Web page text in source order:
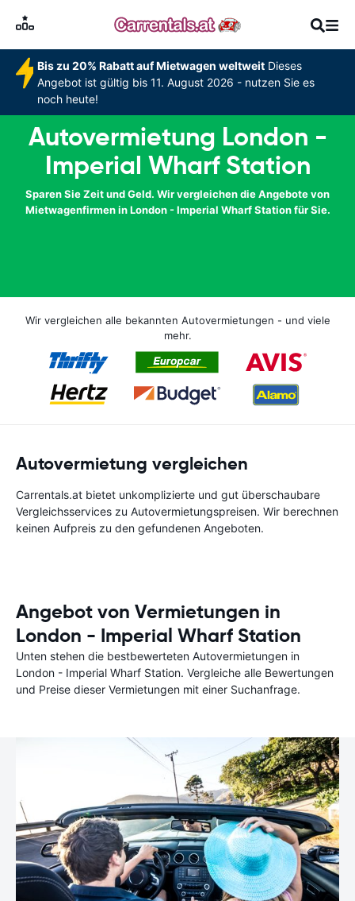
Bis zu 20% Rabatt auf Mietwagen weltweitDieses
Angebot ist gültig bis 11. August 2026 - nutzen Sie es
noch heute!
Autovermietung London -
Imperial Wharf Station
Sparen Sie Zeit und Geld. Wir vergleichen die Angebote von
Mietwagenfirmen in London - Imperial Wharf Station für Sie.
Wir vergleichen alle bekannten Autovermietungen - und viele
mehr.
Autovermietung vergleichen
Carrentals.at bietet unkomplizierte und gut überschaubare
Vergleichsservices zu Autovermietungspreisen. Wir berechnen
keinen Aufpreis zu den gefundenen Angeboten.
Angebot von Vermietungen in
London - Imperial Wharf Station
Unten stehen die bestbewerteten Autovermietungen in
London - Imperial Wharf Station. Vergleiche alle Bewertungen
und Preise dieser Vermietungen mit einer Suchanfrage.